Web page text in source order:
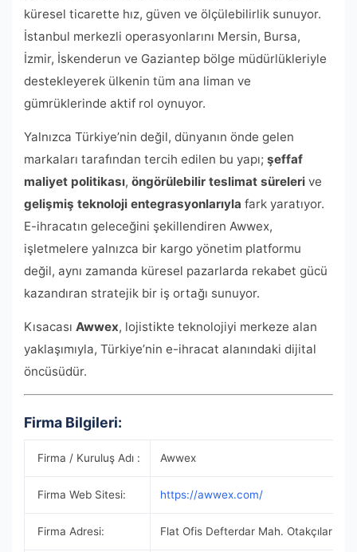
küresel ticarette hız, güven ve ölçülebilirlik sunuyor.
İstanbul merkezli operasyonlarını Mersin, Bursa,
İzmir, İskenderun ve Gaziantep bölge müdürlükleriyle
destekleyerek ülkenin tüm ana liman ve
gümrüklerinde aktif rol oynuyor.
Yalnızca Türkiye’nin değil, dünyanın önde gelen
markaları tarafından tercih edilen bu yapı; şeffaf
maliyet politikası, öngörülebilir teslimat süreleri ve
gelişmiş teknoloji entegrasyonlarıyla fark yaratıyor.
E-ihracatın geleceğini şekillendiren Awwex,
işletmelere yalnızca bir kargo yönetim platformu
değil, aynı zamanda küresel pazarlarda rekabet gücü
kazandıran stratejik bir iş ortağı sunuyor.
Kısacası Awwex, lojistikte teknolojiyi merkeze alan
yaklaşımıyla, Türkiye’nin e-ihracat alanındaki dijital
öncüsüdür.
Firma Bilgileri:
Firma / Kuruluş Adı : Awwex
Firma Web Sitesi: https://awwex.com/
Firma Adresi: Flat Ofis Defterdar Mah. Otakçılar